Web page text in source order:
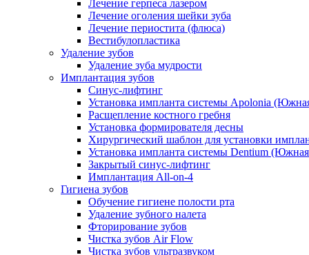
Лечение герпеса лазером
Лечение оголения шейки зуба
Лечение периостита (флюса)
Вестибулопластика
Удаление зубов
Удаление зуба мудрости
Имплантация зубов
Синус-лифтинг
Установка импланта системы Apolonia
Расщепление костного гребня
Установка формирователя десны
Хирургический шаблон для установки
Установка импланта системы Dentium
Закрытый синус-лифтинг
Имплантация All-on-4
Гигиена зубов
Обучение гигиене полости рта
Удаление зубного налета
Фторирование зубов
Чистка зубов Air Flow
Чистка зубов ультразвуком